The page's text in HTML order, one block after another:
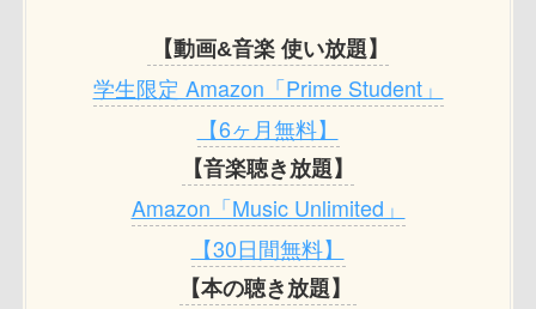
【動画&音楽 使い放題】
学生限定 Amazon「Prime Student」
【6ヶ月無料】
【音楽聴き放題】
Amazon「Music Unlimited」
【30日間無料】
【本の聴き放題】